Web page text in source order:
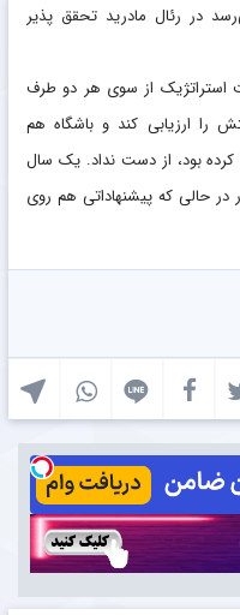
در رئال مادرید تحقق‌ پذیر
استراتژیک از سوی هر دو طرف
را ارزیابی کند و باشگاه هم
کرده بود، از دست نداد. یک سال
در حالی که پیشنهاداتی هم روی